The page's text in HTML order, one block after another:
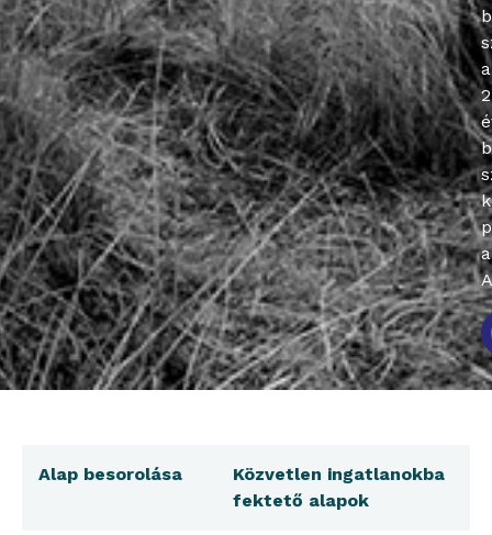
2
Alap besorolása
Közvetlen ingatlanokba
fektető alapok